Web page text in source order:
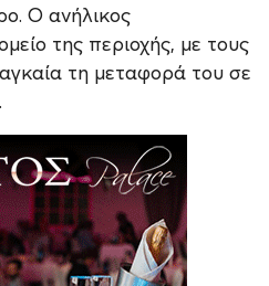
Ο ανήλικος
της περιοχής, με τους
τη μεταφορά του σε